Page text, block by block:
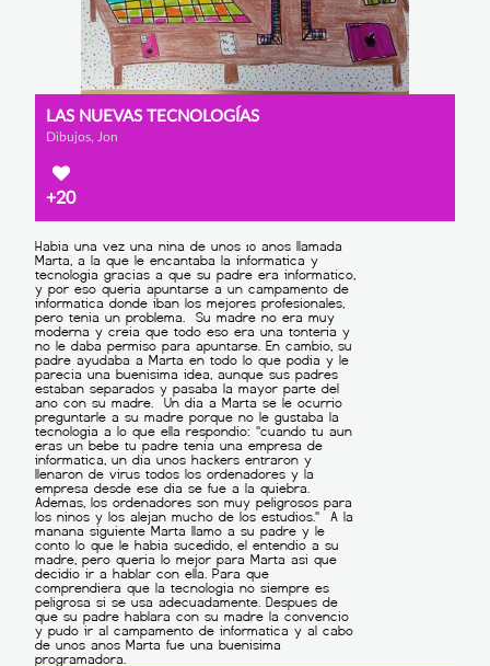
LAS NUEVAS TECNOLOGÍAS
Dibujos, Jon
+20